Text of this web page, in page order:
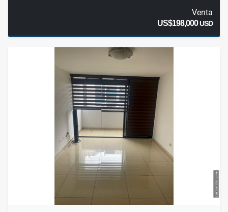
Venta
US$198,000USD